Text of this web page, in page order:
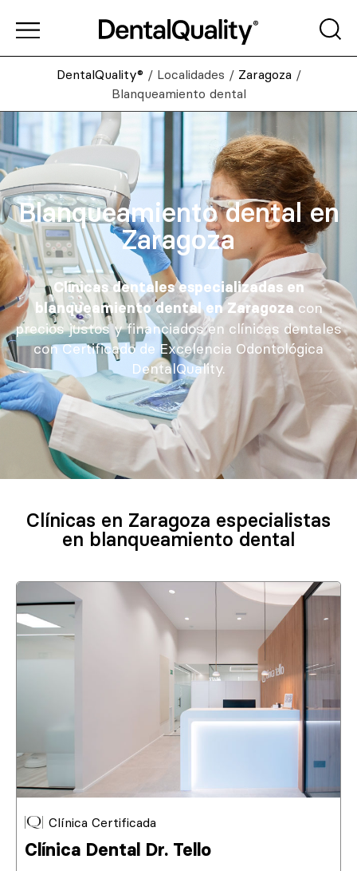
DentalQuality® / Localidades / Zaragoza /
Blanqueamiento dental
Blanqueamiento dental en
Zaragoza
Clínicas dentales especializadas en
blanqueamiento dental en Zaragoza con
precios justos y financiados en clínicas dentales
con Certificado de Excelencia Odontológica
DentalQuality.
Clínicas en Zaragoza especialistas
en blanqueamiento dental
Clínica Certificada
Clínica Dental Dr. Tello